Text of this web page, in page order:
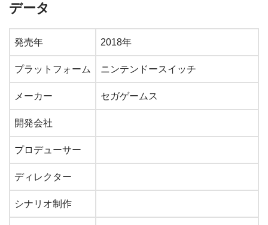
データ
発売年 2018年
プラットフォーム ニンテンドースイッチ
メーカー セガゲームス
開発会社
プロデューサー
ディレクター
シナリオ制作